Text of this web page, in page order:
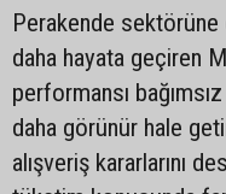
Perakende sektörüne
daha hayata geçiren
performansı
daha görünür hale
alışveriş kararlarını